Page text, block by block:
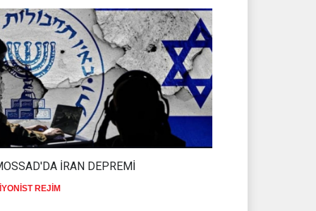
SAVAŞTAN
2026
SİYONİST REJİM 07 Ağustos 2026
İRAN DEPREMİ
REJİM